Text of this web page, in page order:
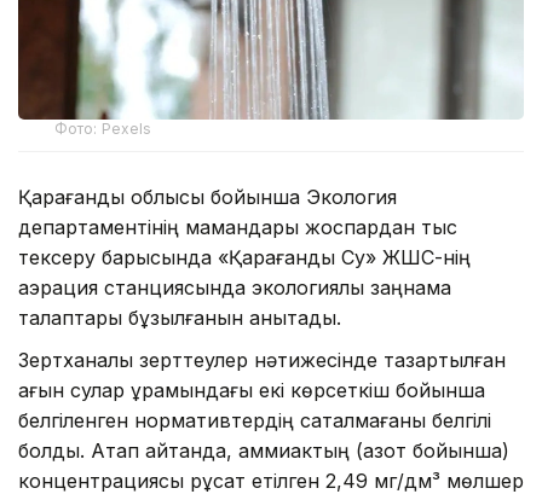
Фото: Pexels
Қарағанды облысы бойынша Экология
департаментінің мамандары жоспардан тыс
тексеру барысында «Қарағанды Су» ЖШС-нің
аэрация станциясында экологиялық заңнама
талаптары бұзылғанын анықтады.
Зертханалық зерттеулер нәтижесінде тазартылған
ағын сулар құрамындағы екі көрсеткіш бойынша
белгіленген нормативтердің сақталмағаны белгілі
болды. Атап айтқанда, аммиактың (азот бойынша)
концентрациясы рұқсат етілген 2,49 мг/дм³ мөлшер